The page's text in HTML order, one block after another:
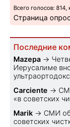
Всего голосов:
Страница
Последние
Mazepa →
Иерусалиме
Carciente →
«в советских
Marik → СМИ
советских